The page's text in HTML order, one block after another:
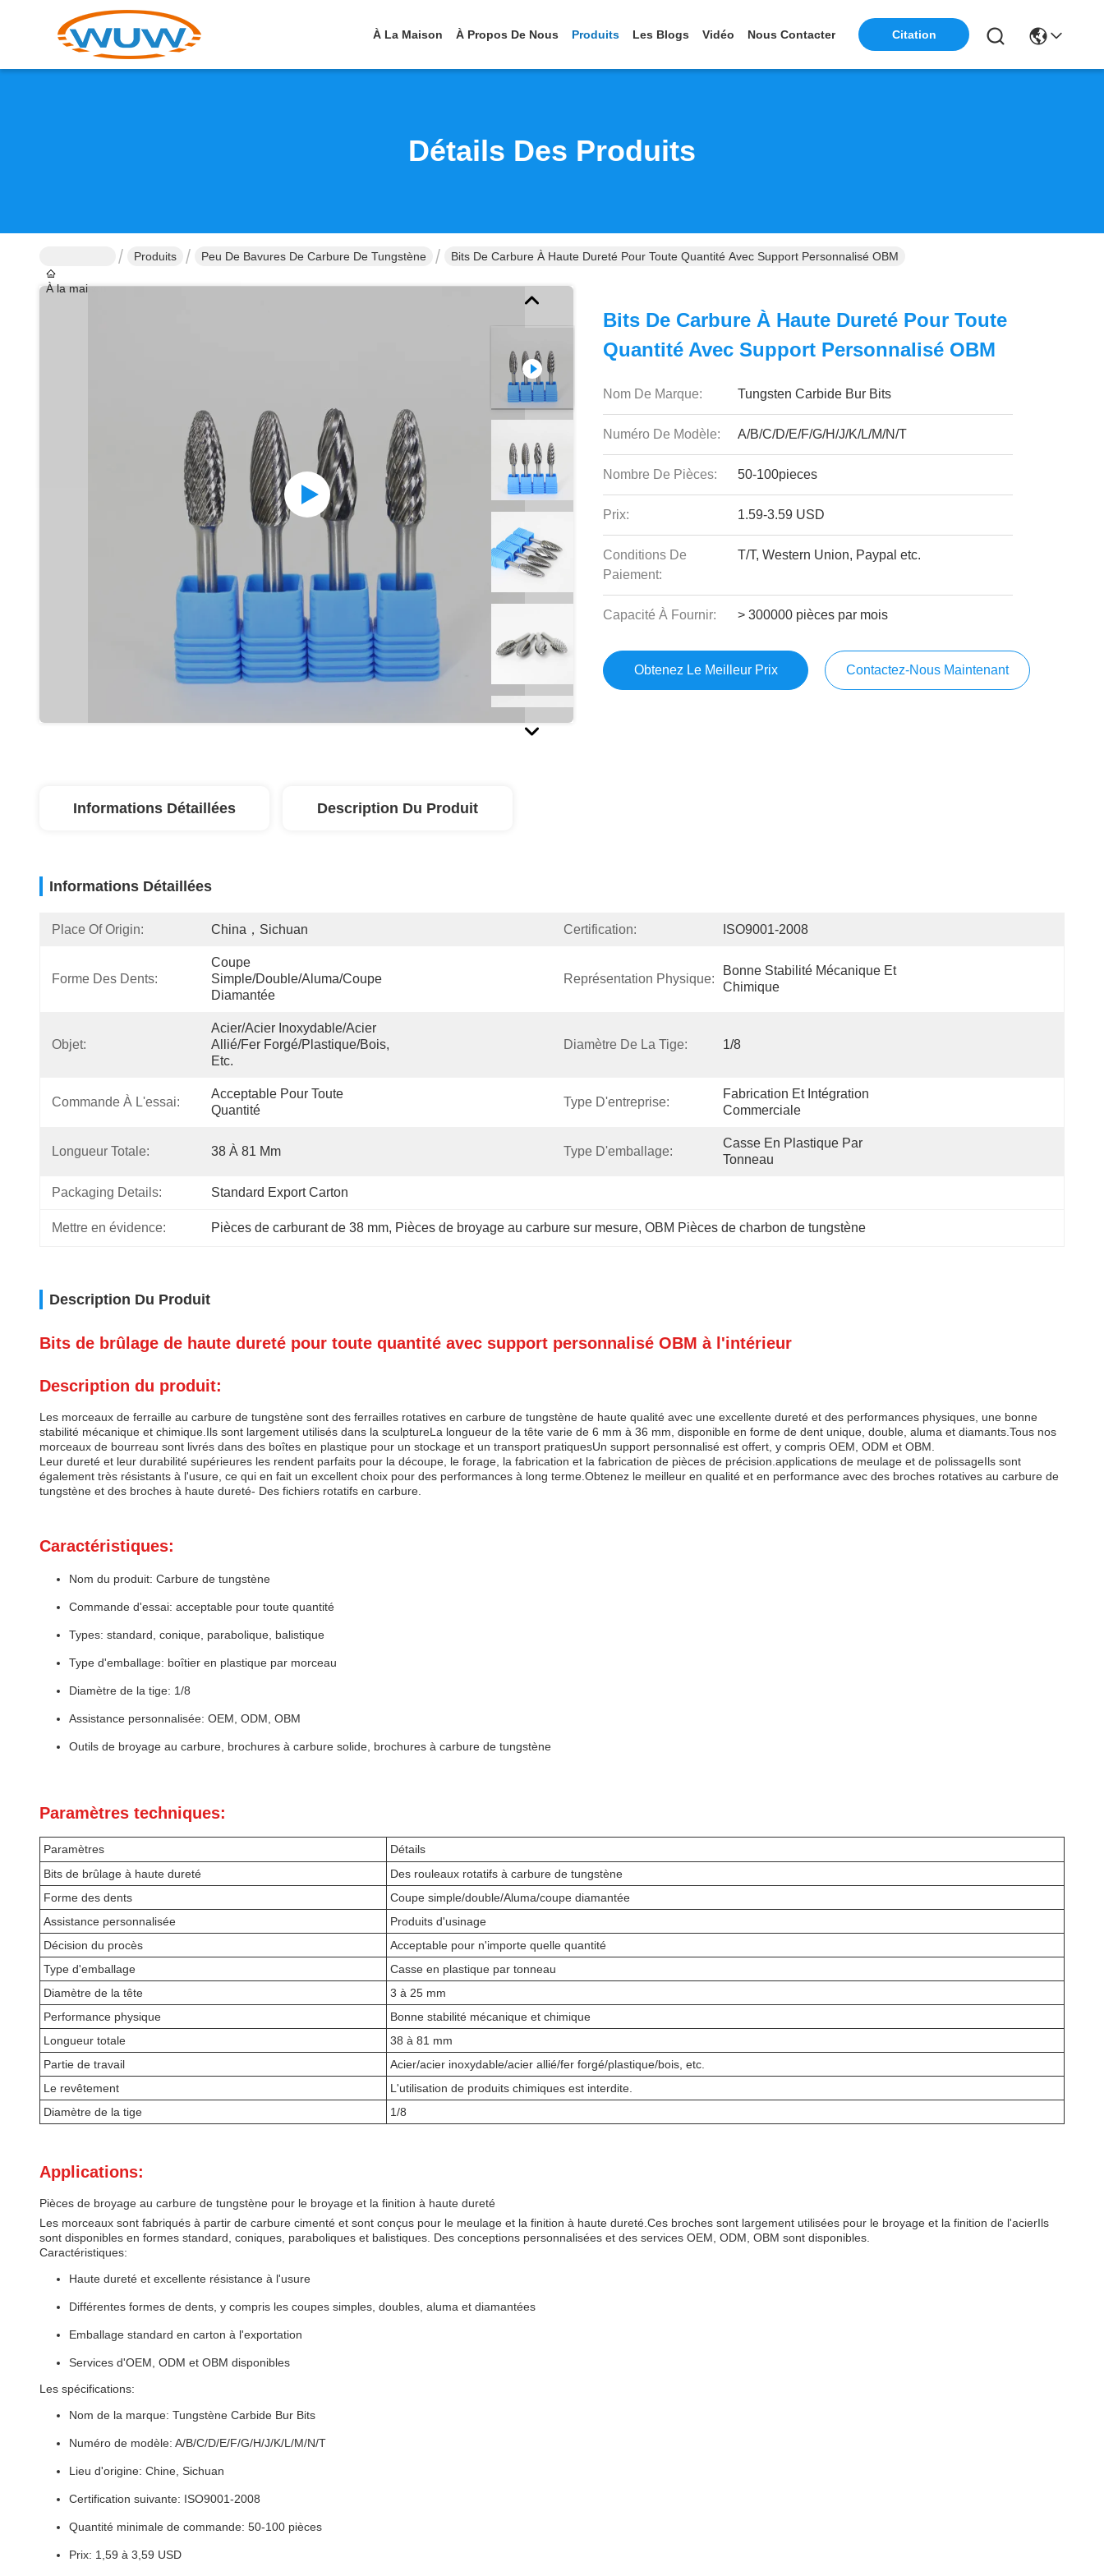
À La Maison À Propos De Nous Produits Les Blogs Vidéo Nous Contacter Citation
Détails Des Produits
À la maison
Produits Peu De Bavures De Carbure De Tungstène Bits De Carbure À Haute Dureté Pour Toute Quantité Avec Support Personnalisé OBM
Bits De Carbure À Haute Dureté Pour Toute
Quantité Avec Support Personnalisé OBM
Nom De Marque: Tungsten Carbide Bur Bits
Numéro De Modèle: A/B/C/D/E/F/G/H/J/K/L/M/N/T
Nombre De Pièces: 50-100pieces
Prix: 1.59-3.59 USD
Conditions De
Paiement:
T/T, Western Union, Paypal etc.
Capacité À Fournir: > 300000 pièces par mois
Obtenez Le Meilleur Prix Contactez-Nous Maintenant
Informations Détaillées Description Du Produit
Informations Détaillées
Place Of Origin: China，Sichuan Certification: ISO9001-2008
Forme Des Dents:
Coupe
Simple/double/Aluma/coupe
Diamantée
Représentation Physique:
Bonne Stabilité Mécanique Et
Chimique
Objet:
Acier/acier Inoxydable/acier
Allié/fer Forgé/plastique/bois,
Etc.
Diamètre De La Tige: 1/8
Commande À L'essai:
Acceptable Pour Toute
Quantité
Type D'entreprise:
Fabrication Et Intégration
Commerciale
Longueur Totale: 38 À 81 Mm Type D'emballage:
Casse En Plastique Par
Tonneau
Packaging Details: Standard Export Carton
Mettre en évidence: Pièces de carburant de 38 mm, Pièces de broyage au carbure sur mesure, OBM Pièces de charbon de tungstène
Description Du Produit
Bits de brûlage de haute dureté pour toute quantité avec support personnalisé OBM à l'intérieur
Description du produit:
Les morceaux de ferraille au carbure de tungstène sont des ferrailles rotatives en carbure de tungstène de haute qualité avec une excellente dureté et des performances physiques, une bonne
stabilité mécanique et chimique.Ils sont largement utilisés dans la sculptureLa longueur de la tête varie de 6 mm à 36 mm, disponible en forme de dent unique, double, aluma et diamants.Tous nos
morceaux de bourreau sont livrés dans des boîtes en plastique pour un stockage et un transport pratiquesUn support personnalisé est offert, y compris OEM, ODM et OBM.
Leur dureté et leur durabilité supérieures les rendent parfaits pour la découpe, le forage, la fabrication et la fabrication de pièces de précision.applications de meulage et de polissageIls sont
également très résistants à l'usure, ce qui en fait un excellent choix pour des performances à long terme.Obtenez le meilleur en qualité et en performance avec des broches rotatives au carbure de
tungstène et des broches à haute dureté- Des fichiers rotatifs en carbure.
Caractéristiques:
Nom du produit: Carbure de tungstène
Commande d'essai: acceptable pour toute quantité
Types: standard, conique, parabolique, balistique
Type d'emballage: boîtier en plastique par morceau
Diamètre de la tige: 1/8
Assistance personnalisée: OEM, ODM, OBM
Outils de broyage au carbure, brochures à carbure solide, brochures à carbure de tungstène
Paramètres techniques:
Paramètres
Détails
Bits de brûlage à haute dureté
Des rouleaux rotatifs à carbure de tungstène
Forme des dents
Coupe simple/double/Aluma/coupe diamantée
Assistance personnalisée
Produits d'usinage
Décision du procès
Acceptable pour n'importe quelle quantité
Type d'emballage
Casse en plastique par tonneau
Diamètre de la tête
3 à 25 mm
Performance physique
Bonne stabilité mécanique et chimique
Longueur totale
38 à 81 mm
Partie de travail
Acier/acier inoxydable/acier allié/fer forgé/plastique/bois, etc.
Le revêtement
L'utilisation de produits chimiques est interdite.
Diamètre de la tige
1/8
Applications:
Pièces de broyage au carbure de tungstène pour le broyage et la finition à haute dureté
Les morceaux sont fabriqués à partir de carbure cimenté et sont conçus pour le meulage et la finition à haute dureté.Ces broches sont largement utilisées pour le broyage et la finition de l'acierIls
sont disponibles en formes standard, coniques, paraboliques et balistiques. Des conceptions personnalisées et des services OEM, ODM, OBM sont disponibles.
Caractéristiques:
Haute dureté et excellente résistance à l'usure
Différentes formes de dents, y compris les coupes simples, doubles, aluma et diamantées
Emballage standard en carton à l'exportation
Services d'OEM, ODM et OBM disponibles
Les spécifications:
Nom de la marque: Tungstène Carbide Bur Bits
Numéro de modèle: A/B/C/D/E/F/G/H/J/K/L/M/N/T
Lieu d'origine: Chine, Sichuan
Certification suivante: ISO9001-2008
Quantité minimale de commande: 50-100 pièces
Prix: 1,59 à 3,59 USD